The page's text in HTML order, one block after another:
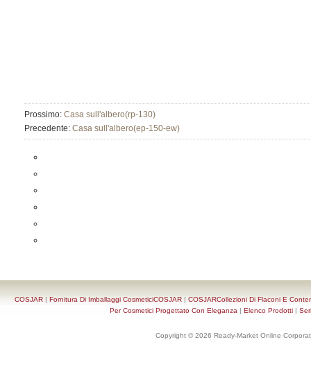
Prossimo: Casa sull'albero(rp-130)
Precedente: Casa sull'albero(ep-150-ew)
COSJAR | Fornitura Di Imballaggi CosmeticiCOSJAR | COSJARCollezioni Di Flaconi E
Per Cosmetici Progettato Con Eleganza | Elenco Prodotti|
Copyright © 2026 Ready-Market Online